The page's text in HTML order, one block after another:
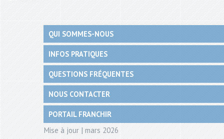
QUI SOMMES-NOUS
INFOS PRATIQUES
QUESTIONS FRÉQUENTES
NOUS CONTACTER
PORTAIL FRANCHIR
Mise à jour | mars 2026